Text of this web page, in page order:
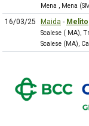
Mena , Mena
16/03/25 Maida - Melito
Scalese ( MA),
Scalese (MA),